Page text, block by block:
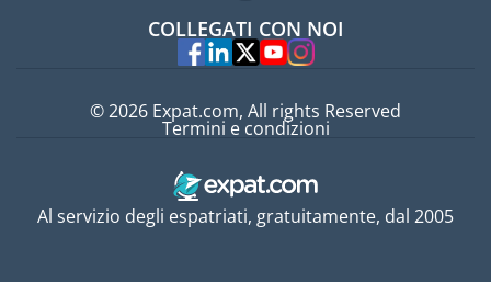
Esperti
COLLEGATI CON NOI
Al servizio degli espatriati, gratuitamente, dal 2005
© 2026 Expat.com, All rights Reserved
Termini e condizioni